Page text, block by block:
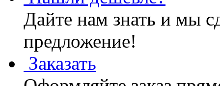
Дайте нам знать и мы
предложение!
Заказать